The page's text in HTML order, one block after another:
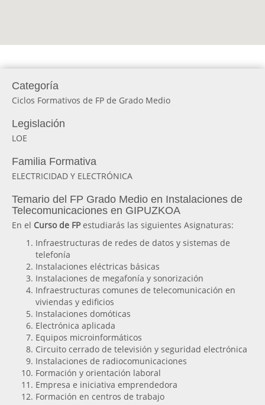
Categoría
Ciclos Formativos de FP de Grado Medio
Legislación
LOE
Familia Formativa
ELECTRICIDAD Y ELECTRÓNICA
Temario del FP Grado Medio en Instalaciones de
Telecomunicaciones en GIPUZKOA
En el Curso de FPestudiarás las siguientes Asignaturas:
Infraestructuras de redes de datos y sistemas de
telefonía
Instalaciones eléctricas básicas
Instalaciones de megafonía y sonorización
Infraestructuras comunes de telecomunicación en
viviendas y edificios
Instalaciones domóticas
Electrónica aplicada
Equipos microinformáticos
Circuito cerrado de televisión y seguridad electrónica
Instalaciones de radiocomunicaciones
Formación y orientación laboral
Empresa e iniciativa emprendedora
Formación en centros de trabajo